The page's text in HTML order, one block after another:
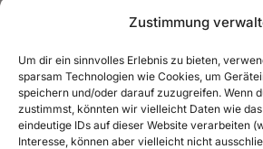
Zustimmung
Um dir ein sinnvolles Erlebnis zu bieten,
sparsam Technologien wie Cookies, um
speichern und/oder darauf zuzugreifen. Wenn
zustimmst, könnten wir vielleicht Daten wie
eindeutige IDs auf dieser Website verarbeiten
Interesse, können aber vielleicht nicht
Beitragsnavigation
Previous
Die